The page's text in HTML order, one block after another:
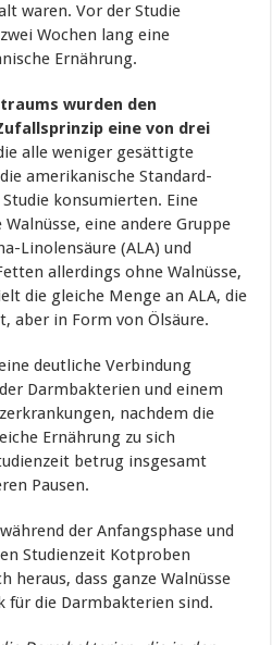
waren. Vor der Studie
Wochen lang eine
Ernährung.
wurden den
eine von drei
alle weniger gesättigte
amerikanische Standard-
konsumierten. Eine
eine andere Gruppe
Linolensäure (ALA) und
allerdings ohne Walnüsse,
die gleiche Menge an ALA, die
aber in Form von Ölsäure.
deutliche Verbindung
Darmbakterien und einem
nachdem die
Ernährung zu sich
betrug insgesamt
Pausen.
der Anfangsphase und
Studienzeit Kotproben
heraus, dass ganze Walnüsse
für die Darmbakterien sind.